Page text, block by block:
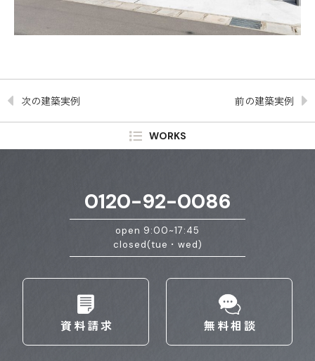
次の建築実例 前の建築実例
WORKS
0120-92-0086
open 9:00~17:45
closed(tue・wed)
資料請求 無料相談